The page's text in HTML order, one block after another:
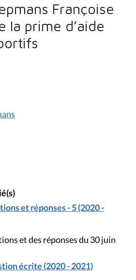
Françoise
la prime d’aide
et réponses - 5 (2020 -
et des réponses du 30 juin
écrite (2020 - 2021)